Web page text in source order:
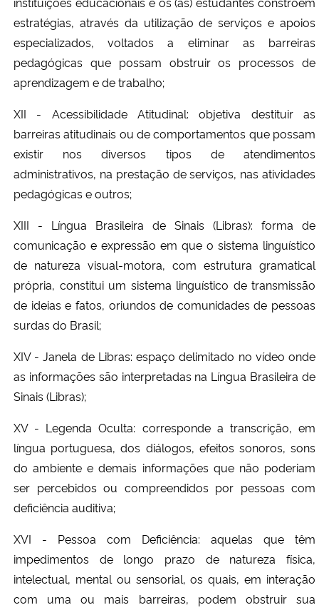
estratégias, através da utilização de serviços e apoios
especializados, voltados a eliminar as barreiras
pedagógicas que possam obstruir os processos de
aprendizagem e de trabalho;
XII - Acessibilidade Atitudinal: objetiva destituir as
barreiras atitudinais ou de comportamentos que possam
existir nos diversos tipos de atendimentos
administrativos, na prestação de serviços, nas atividades
pedagógicas e outros;
XIII - Língua Brasileira de Sinais (Libras): forma de
comunicação e expressão em que o sistema linguístico
de natureza visual-motora, com estrutura gramatical
própria, constitui um sistema linguístico de transmissão
de ideias e fatos, oriundos de comunidades de pessoas
surdas do Brasil;
XIV - Janela de Libras: espaço delimitado no vídeo onde
as informações são interpretadas na Língua Brasileira de
Sinais (Libras);
XV - Legenda Oculta: corresponde a transcrição, em
língua portuguesa, dos diálogos, efeitos sonoros, sons
do ambiente e demais informações que não poderiam
ser percebidos ou compreendidos por pessoas com
deficiência auditiva;
XVI - Pessoa com Deficiência: aquelas que têm
impedimentos de longo prazo de natureza física,
intelectual, mental ou sensorial, os quais, em interação
com uma ou mais barreiras, podem obstruir sua